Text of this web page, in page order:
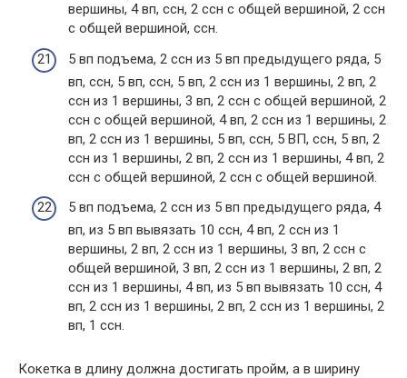
вершины, 4 вп, ссн, 2 ссн с общей вершиной, 2 ссн
с общей вершиной, ссн.
5 вп подъема, 2 ссн из 5 вп предыдущего ряда, 5
вп, ссн, 5 вп, ссн, 5 вп, 2 ссн из 1 вершины, 2 вп, 2
ссн из 1 вершины, 3 вп, 2 ссн с общей вершиной, 2
ссн с общей вершиной, 4 вп, 2 ссн из 1 вершины, 2
вп, 2 ссн из 1 вершины, 5 вп, ссн, 5 ВП, ссн, 5 вп, 2
ссн из 1 вершины, 2 вп, 2 ссн из 1 вершины, 4 вп, 2
ссн с общей вершиной, 2 ссн с общей вершиной.
5 вп подъема, 2 ссн из 5 вп предыдущего ряда, 4
вп, из 5 вп вывязать 10 ссн, 4 вп, 2 ссн из 1
вершины, 2 вп, 2 ссн из 1 вершины, 3 вп, 2 ссн с
общей вершиной, 3 вп, 2 ссн из 1 вершины, 2 вп, 2
ссн из 1 вершины, 4 вп, из 5 вп вывязать 10 ссн, 4
вп, 2 ссн из 1 вершины, 2 вп, 2 ссн из 1 вершины, 2
вп, 1 ссн.
Кокетка в длину должна достигать пройм, а в ширину